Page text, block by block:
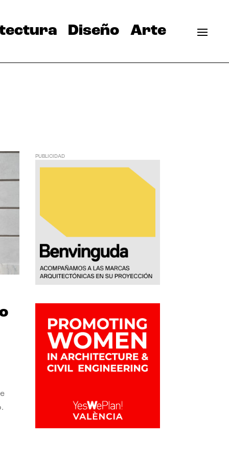
Diseño Arte
PUBLICIDAD